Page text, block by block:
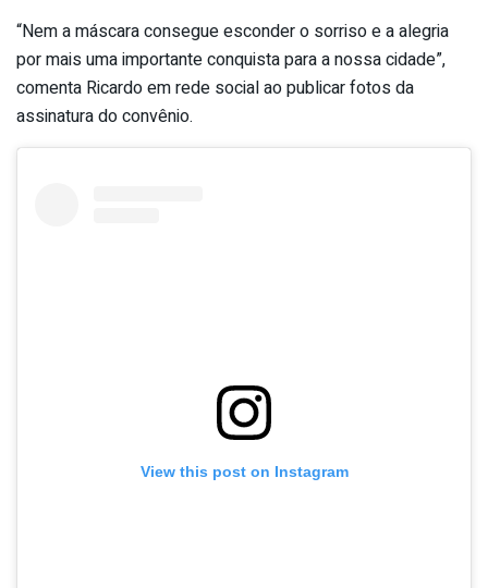
“Nem a máscara consegue esconder o sorriso e a alegria
por mais uma importante conquista para a nossa cidade”,
comenta Ricardo em rede social ao publicar fotos da
assinatura do convênio.
View this post on Instagram